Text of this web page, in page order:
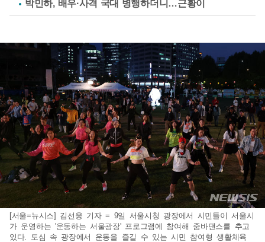
박민하, 배우·사격 국대 병행하더니…근황이
[서울=뉴시스] 김선웅 기자 = 9일 서울시청 광장에서 시민들이 서울시
가 운영하는 '운동하는 서울광장' 프로그램에 참여해 줌바댄스를 추고
있다. 도심 속 광장에서 운동을 즐길 수 있는 시민 참여형 생활체육